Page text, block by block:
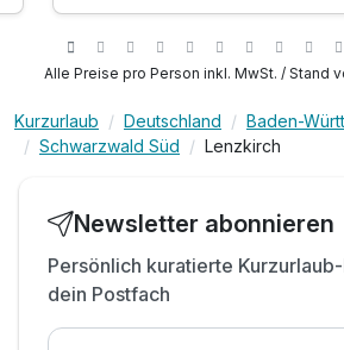
inkl. Parkplatz
Alle Preise pro Person inkl. MwSt. / Stand
Kurzurlaub Deutschland
Baden-
Schwarzwald Süd
Lenzkirch
Newsletter abonnieren
Persönlich kuratierte
dein Postfach